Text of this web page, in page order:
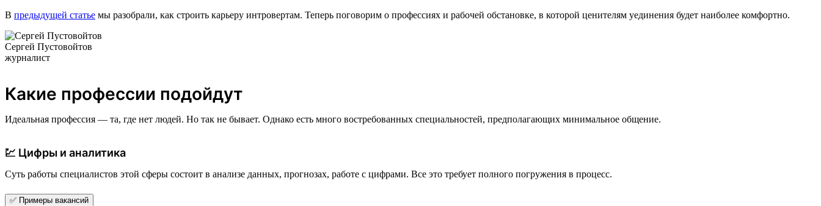
В предыдущей статье мы разобрали, как строить карьеру интровертам. Теперь поговорим о профессиях и рабочей обстановке, в которой ценителям уединения будет наиболее комфортно.
Сергей Пустовойтов
журналист
Какие профессии подойдут
Идеальная профессия — та, где нет людей. Но так не бывает. Однако есть много востребованных специальностей, предполагающих минимальное общение.
💹 Цифры и аналитика
Суть работы специалистов этой сферы состоит в анализе данных, прогнозах, работе с цифрами. Все это требует полного погружения в процесс.
✅ Примеры вакансий